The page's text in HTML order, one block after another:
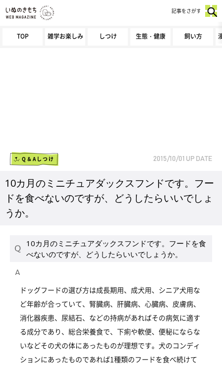
TOP 雑学お楽しみ しつけ 生態・健康 飼い方
記事をさがす
Q＆Aしつけ 2015/10/01 UP DATE
10カ月のミニチュアダックスフンドです。フー
ドを食べないのですが、どうしたらいいでしょ
うか。
10カ月のミニチュアダックスフンドです。フードを食
べないのですが、どうしたらいいでしょうか。
ドッグフードの選び方は成長期用、成犬用、シニア犬用な
ど年齢が合っていて、腎臓病、肝臓病、心臓病、皮膚病、
消化器疾患、尿結石、などの持病があればその病気に適す
る成分であり、総合栄養食で、下痢や軟便、便秘にならな
いなどその犬の体にあったものが理想です。犬のコンディ
ションにあったものであれば1種類のフードを食べ続けて